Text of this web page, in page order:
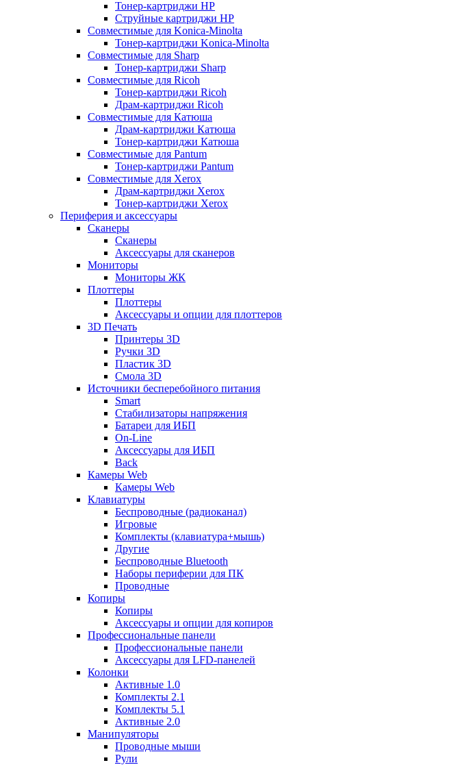
Тонер-картриджи HP
Струйные картриджи HP
Совместимые для Konica-Minolta
Тонер-картриджи Konica-Minolta
Совместимые для Sharp
Тонер-картриджи Sharp
Совместимые для Ricoh
Тонер-картриджи Ricoh
Драм-картриджи Ricoh
Совместимые для Катюша
Драм-картриджи Катюша
Тонер-картриджи Катюша
Совместимые для Pantum
Тонер-картриджи Pantum
Совместимые для Xerox
Драм-картриджи Xerox
Тонер-картриджи Xerox
Периферия и аксессуары
Сканеры
Сканеры
Аксессуары для сканеров
Мониторы
Мониторы ЖК
Плоттеры
Плоттеры
Аксессуары и опции для плоттеров
3D Печать
Принтеры 3D
Ручки 3D
Пластик 3D
Смола 3D
Источники бесперебойного питания
Smart
Стабилизаторы напряжения
Батареи для ИБП
On-Line
Аксессуары для ИБП
Back
Камеры Web
Камеры Web
Клавиатуры
Беспроводные (радиоканал)
Игровые
Комплекты (клавиатура+мышь)
Другие
Беспроводные Bluetooth
Наборы периферии для ПК
Проводные
Копиры
Копиры
Аксессуары и опции для копиров
Профессиональные панели
Профессиональные панели
Аксессуары для LFD-панелей
Колонки
Активные 1.0
Комплекты 2.1
Комплекты 5.1
Активные 2.0
Манипуляторы
Проводные мыши
Рули